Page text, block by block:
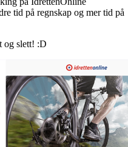
tid på regnskap og mer tid på
og slett! :D